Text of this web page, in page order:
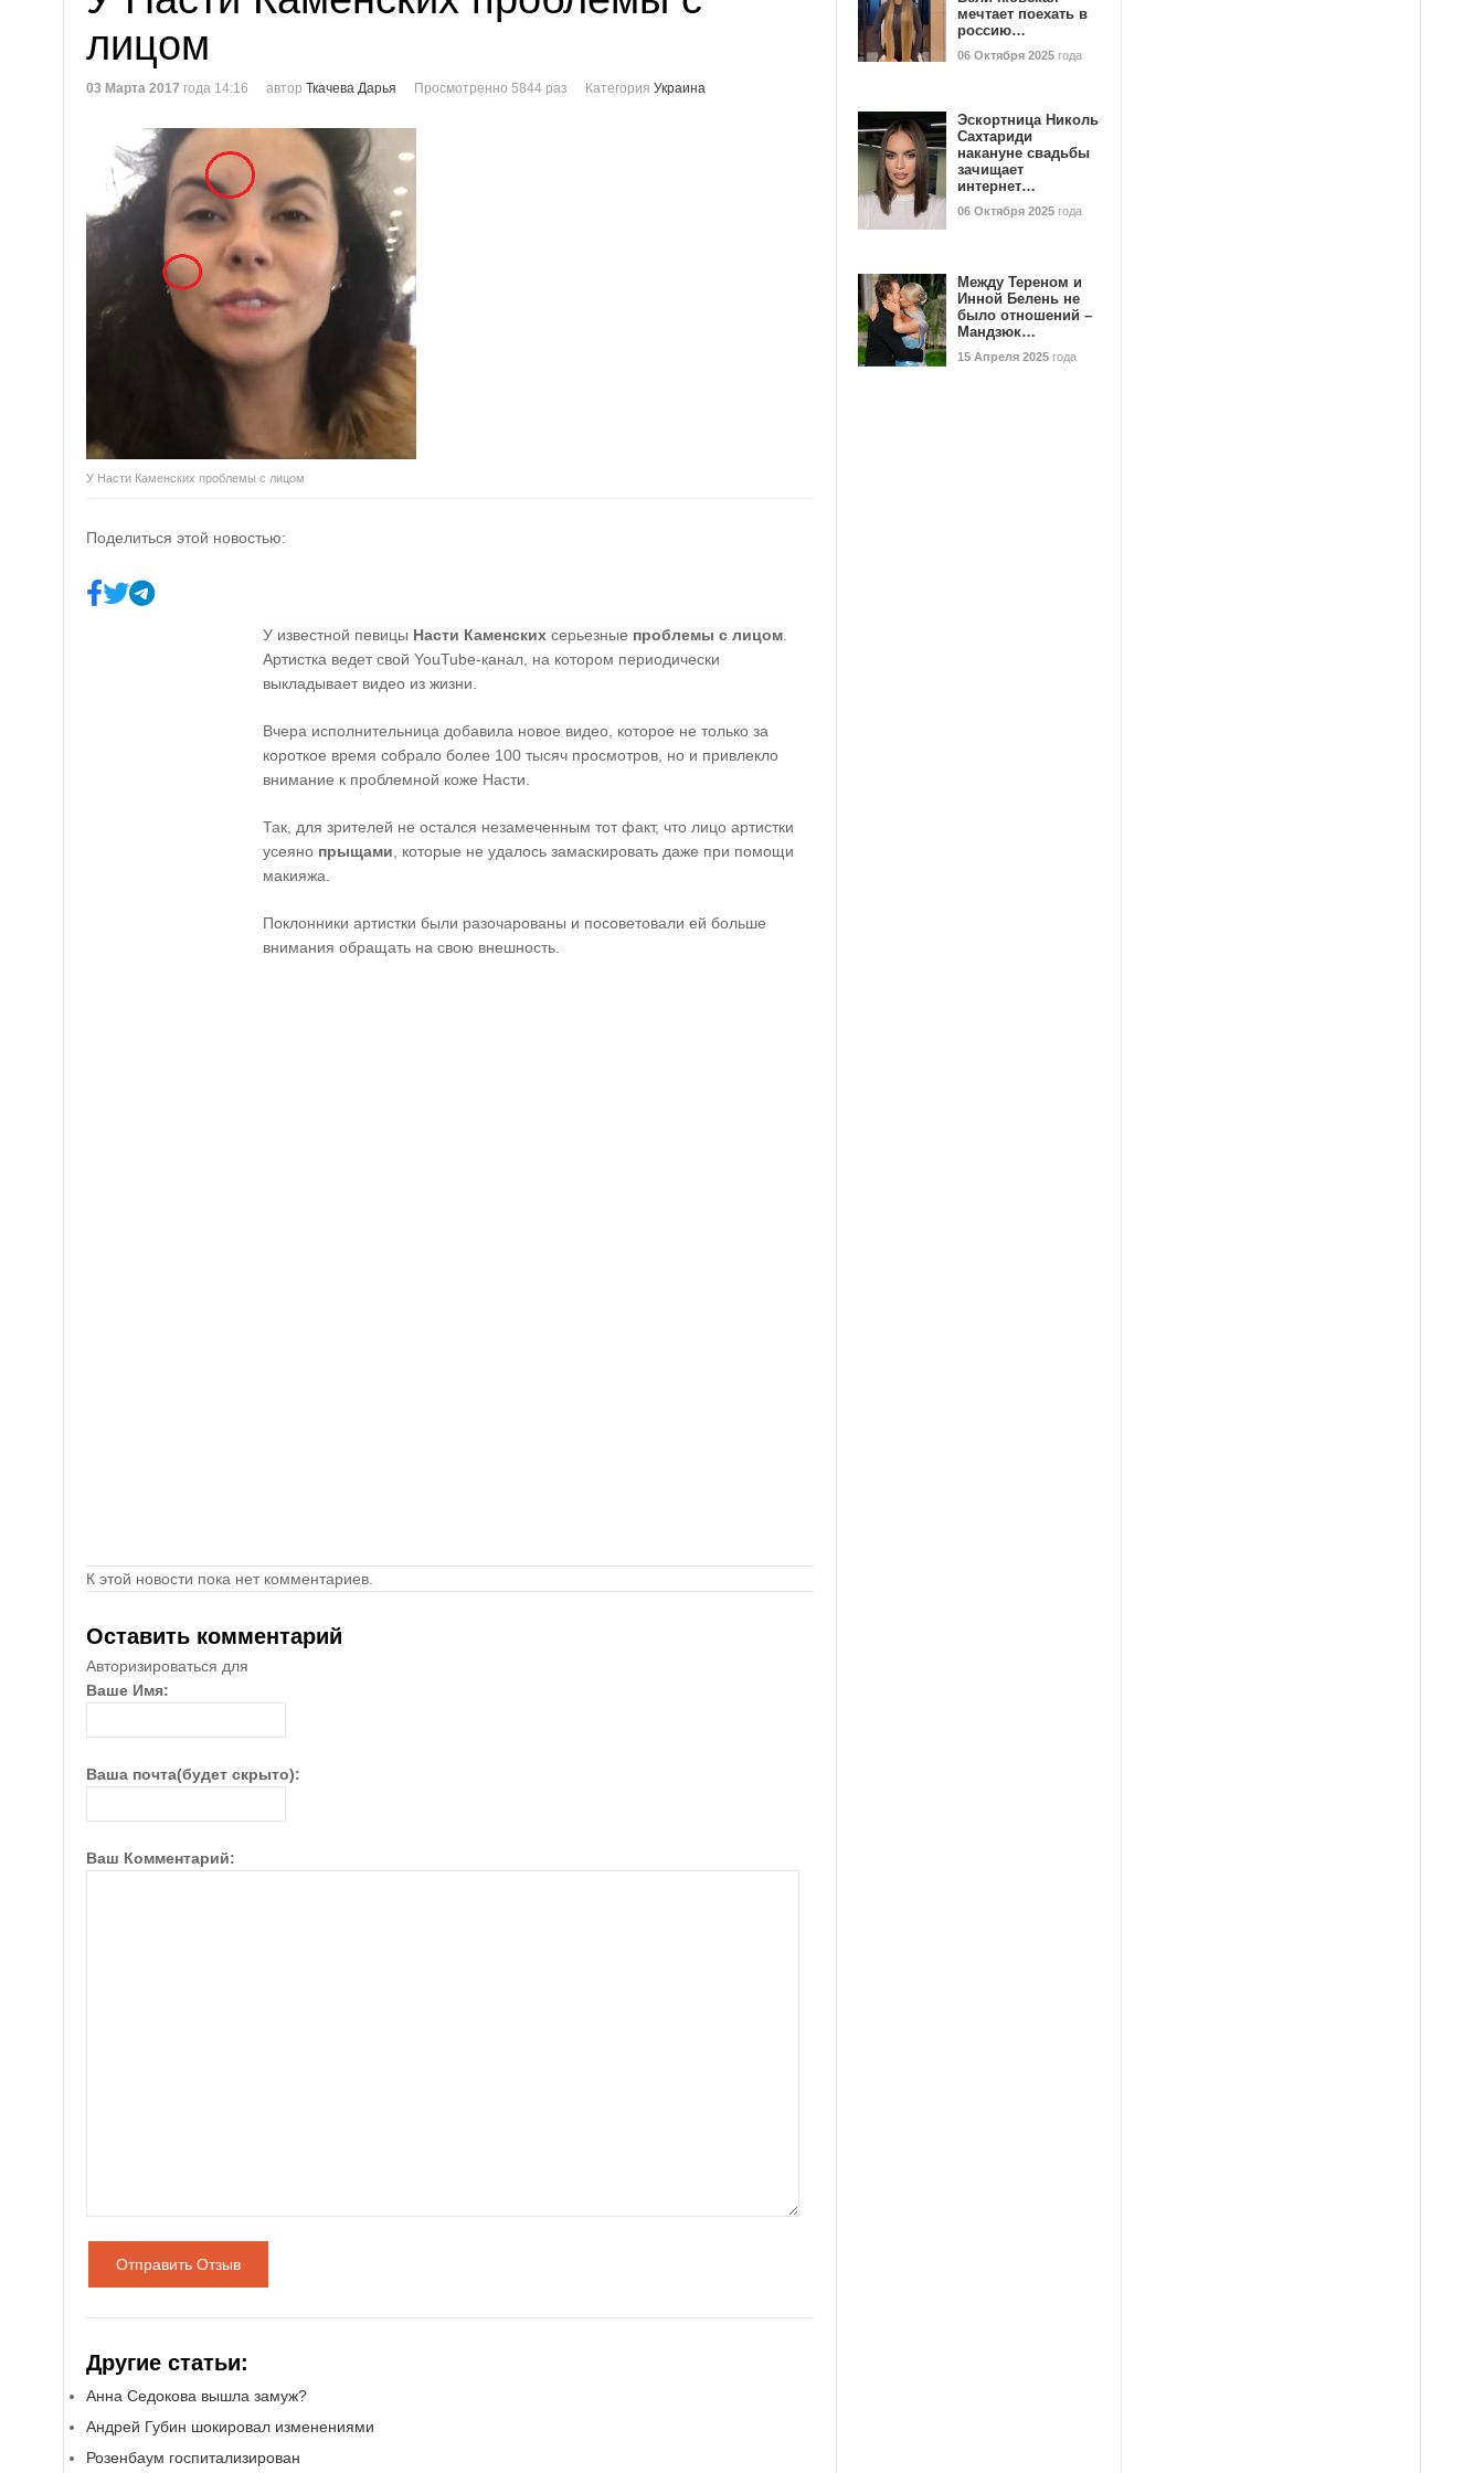
лицом
03 Марта 2017 года 14:16 автор Ткачева Дарья Просмотренно 5844 раз Категория Украина
У Насти Каменских проблемы с лицом
Поделиться этой новостью:
У известной певицы Насти Каменских серьезные проблемы с лицом
Артистка ведет свой YouTube-канал, на котором периодически
выкладывает видео из жизни.
Вчера исполнительница добавила новое видео, которое не только за
короткое время собрало более 100 тысяч просмотров, но и привлекло
внимание к проблемной коже Насти.
Так, для зрителей не остался незамеченным тот факт, что лицо артистки
усеяно прыщами , которые не удалось замаскировать даже при помощи
макияжа.
Поклонники артистки были разочарованы и посоветовали ей больше
внимания обращать на свою внешность.
К этой новости пока нет комментариев.
Оставить комментарий
Авторизироваться для
Ваше Имя:
Ваша почта(будет скрыто):
Ваш Комментарий:
Отправить Отзыв
Другие статьи:
Анна Седокова вышла замуж?
Андрей Губин шокировал изменениями
Розенбаум госпитализирован
мечтает поехать в
россию…
06 Октября 2025 года
Эскортница Николь
Сахтариди
накануне свадьбы
зачищает
интернет…
06 Октября 2025 года
Между Тереном и
Инной Белень не
было отношений –
Мандзюк…
15 Апреля 2025 года